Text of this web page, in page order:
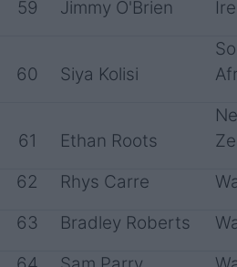
59
Jimmy O'Brien
60 Siya Kolisi
61 Ethan Roots
62
Rhys Carre
63
Bradley Roberts